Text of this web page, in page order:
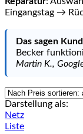
Eingangstag →
Das sagen
Becker
Martin K.,
Darstellung als:
Netz
Liste